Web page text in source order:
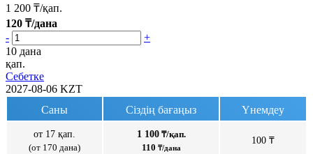
1 200 ₸/қап.
120 ₸/дана
-
+
10 дана
қап.
Себетке
2027-08-06 KZT
Саны
Сіздің бағаңыз Үнемдеу
от 17 қап.
(от 170 дана)
1 100₸/қап.
110 ₸/дана
100 ₸